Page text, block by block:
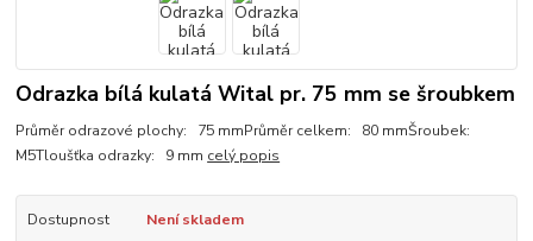
Odrazka bílá kulatá Wital pr. 75 mm se šroubkem
Průměr odrazové plochy: 75 mmPrůměr celkem: 80 mmŠroubek:
M5Tloušťka odrazky: 9 mm celý popis
Dostupnost Není skladem